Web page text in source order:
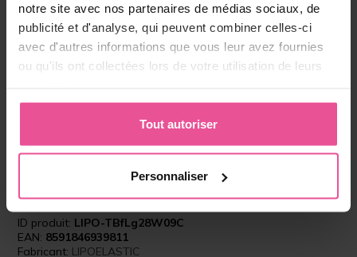
notre site avec nos partenaires de médias sociaux, de
publicité et d'analyse, qui peuvent combiner celles-ci
avec d'autres informations que vous leur avez fournies
ou qu'ils ont collectées lors de votre utilisation de leurs
Tout autoriser
Personnaliser
En stock
à partir 157,90 €
ID produit: LIPO-TBfLg28W09C
EAN: 8591846939811
Fabricant: LIPOELASTIC